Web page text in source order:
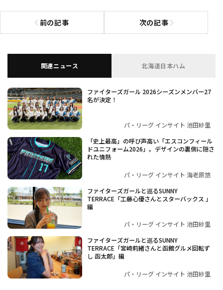
前の記事
前の記事へ 次の記事次の記事へ
関連ニュース 北海道日本ハム
ファイターズガール 2026シーズンメンバー27
名が決定！
パ・リーグ インサイト 池田紗里
「史上最高」の呼び声高い「エスコンフィール
ドユニフォーム2026」。デザインの裏側に隠さ
れた情熱
パ・リーグ インサイト 海老原悠
ファイターズガールと巡るSUNNY
TERRACE「工藤心優さんとスターバックス 」
編
パ・リーグ インサイト 池田紗里
ファイターズガールと巡るSUNNY
TERRACE「宮崎莉緒さんと函館グルメ回転ず
し 函太郎」編
パ・リーグ インサイト 池田紗里